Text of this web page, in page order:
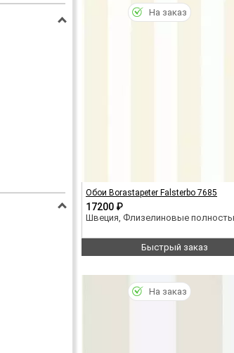
Обои Borastapeter Falsterbo 7685
17200 ₽
Швеция, Флизелиновые
Быстрый заказ
На заказ
На заказ